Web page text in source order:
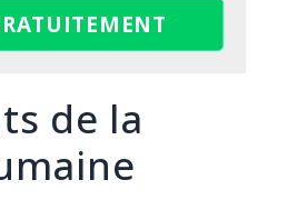
de la